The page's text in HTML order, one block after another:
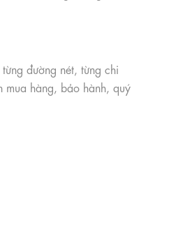
đường nét, từng chi
mua hàng, bảo hành, quý